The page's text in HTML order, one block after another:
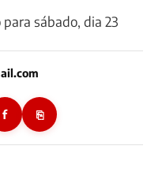
sábado, dia 23
f ⎘